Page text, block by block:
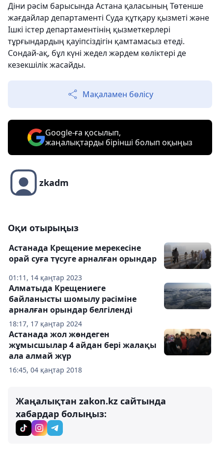
Діни рәсім барысында Астана қаласының Төтенше
жағдайлар департаменті Суда құтқару қызметі және
Ішкі істер департаментінің қызметкерлері
тұрғындардың қауіпсіздігін қамтамасыз етеді.
Сондай-ақ, бұл күні жедел жәрдем көліктері де
кезекшілік жасайды.
Мақаламен бөлісу
Google-ға қосылып,
жаңалықтарды бірінші болып оқыңыз
zkadm
Оқи отырыңыз
01:11, 14 қаңтар 2023
Астанада Крещение мерекесіне
орай суға түсуге арналған орындар
18:17, 17 қаңтар 2024
Алматыда Крещениеге
байланысты шомылу рәсіміне
арналған орындар белгіленді
16:45, 04 қаңтар 2018
Астанада жол жөндеген
жұмысшылар 4 айдан бері жалақы
ала алмай жүр
Жаңалықтан zakon.kz сайтында
хабардар болыңыз: